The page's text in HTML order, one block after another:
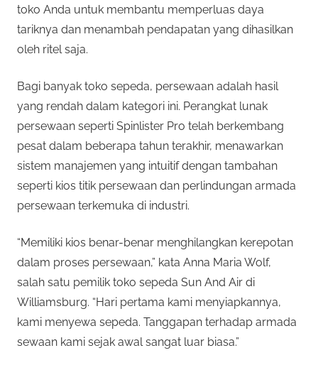
toko Anda untuk membantu memperluas daya
tariknya dan menambah pendapatan yang dihasilkan
oleh ritel saja.
Bagi banyak toko sepeda, persewaan adalah hasil
yang rendah dalam kategori ini. Perangkat lunak
persewaan seperti Spinlister Pro telah berkembang
pesat dalam beberapa tahun terakhir, menawarkan
sistem manajemen yang intuitif dengan tambahan
seperti kios titik persewaan dan perlindungan armada
persewaan terkemuka di industri.
“Memiliki kios benar-benar menghilangkan kerepotan
dalam proses persewaan,” kata Anna Maria Wolf,
salah satu pemilik toko sepeda Sun And Air di
Williamsburg. “Hari pertama kami menyiapkannya,
kami menyewa sepeda. Tanggapan terhadap armada
sewaan kami sejak awal sangat luar biasa.”